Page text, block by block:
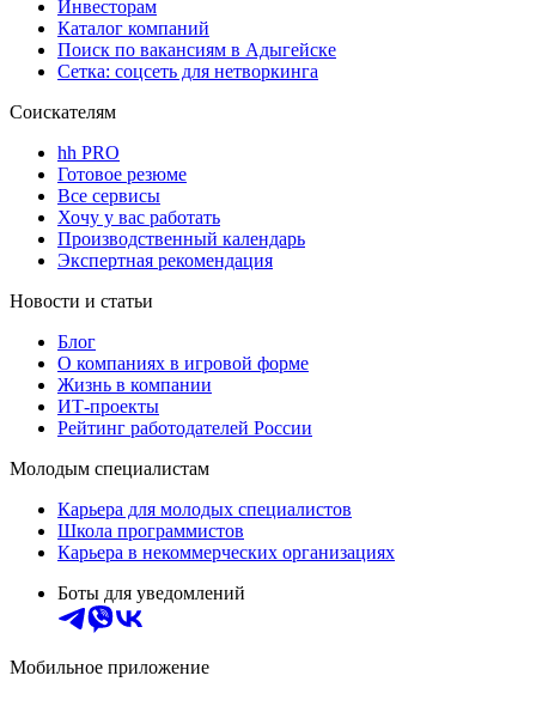
Инвесторам
Каталог компаний
Поиск по вакансиям в Адыгейске
Сетка: соцсеть для нетворкинга
Соискателям
hh PRO
Готовое резюме
Все сервисы
Хочу у вас работать
Производственный календарь
Экспертная рекомендация
Новости и статьи
Блог
О компаниях в игровой форме
Жизнь в компании
ИТ-проекты
Рейтинг работодателей России
Молодым специалистам
Карьера для молодых специалистов
Школа программистов
Карьера в некоммерческих организациях
Боты для уведомлений
Мобильное приложение